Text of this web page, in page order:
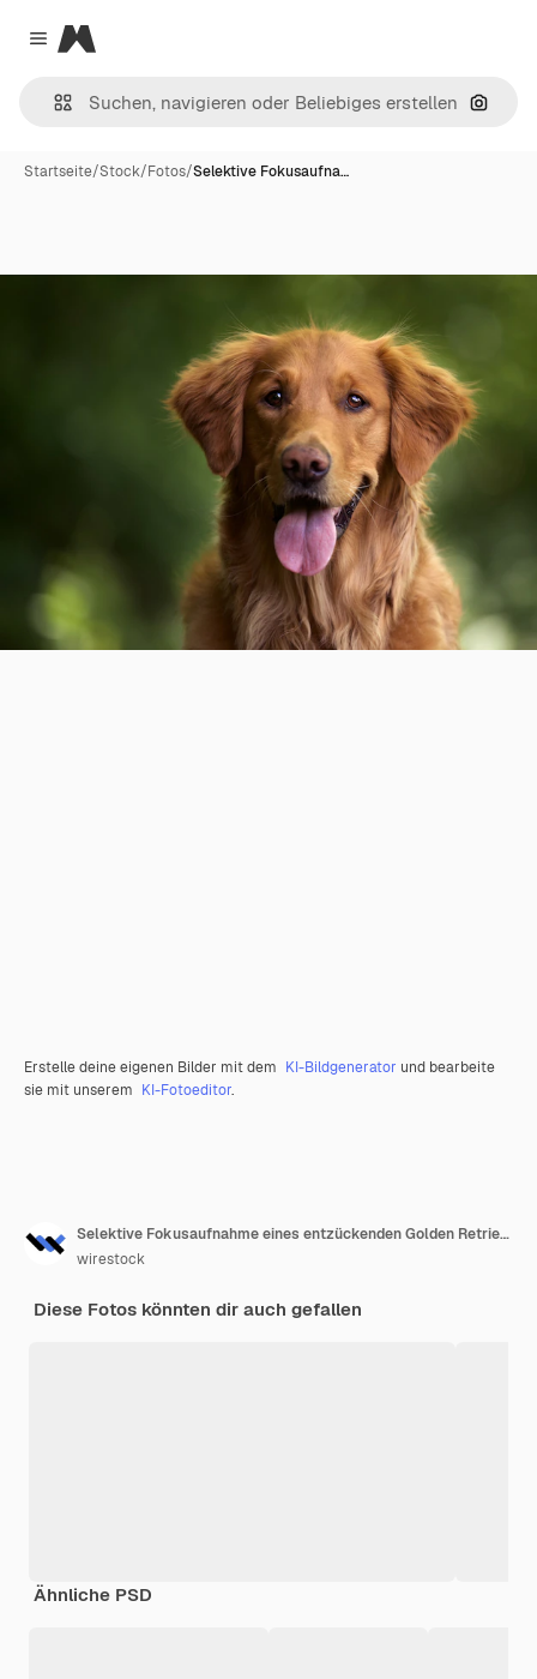
Close menu
Magnific
Nach
Startseite/Stock/Fotos/Selektive Fokusaufna…
Erstelle deine eigenen Bilder mit dem KI-Bildgenerator und bearbeite
sie mit unserem KI-Fotoeditor.
Selektive Fokusaufnahme eines entzückenden Golden Retriever im Freien
wirestock
Diese Fotos könnten dir auch gefallen
Ähnliche PSD